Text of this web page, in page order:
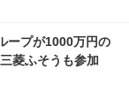
ープが1000万円の
菱ふそうも参加